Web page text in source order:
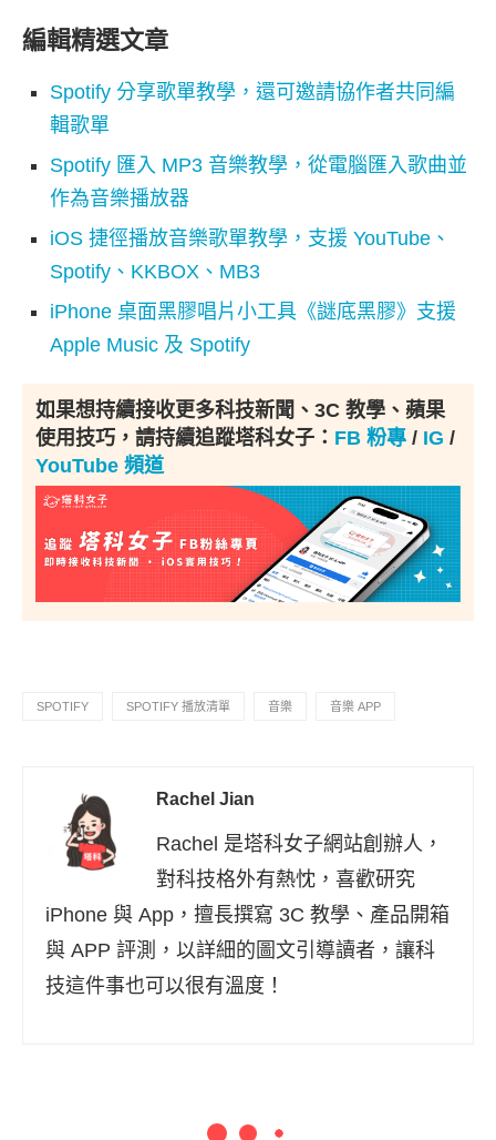
編輯精選文章
Spotify 分享歌單教學，還可邀請協作者共同編
輯歌單
Spotify 匯入 MP3 音樂教學，從電腦匯入歌曲並
作為音樂播放器
iOS 捷徑播放音樂歌單教學，支援 YouTube、
Spotify、KKBOX、MB3
iPhone 桌面黑膠唱片小工具《謎底黑膠》支援
Apple Music 及 Spotify
如果想持續接收更多科技新聞、3C 教學、蘋果
使用技巧，請持續追蹤塔科女子： FB 粉專 / IG /
YouTube 頻道
SPOTIFY SPOTIFY 播放清單 音樂 音樂 APP
Rachel Jian
Rachel 是塔科女子網站創辦人，
對科技格外有熱忱，喜歡研究
iPhone 與 App，擅長撰寫 3C 教學、產品開箱
與 APP 評測，以詳細的圖文引導讀者，讓科
技這件事也可以很有溫度！